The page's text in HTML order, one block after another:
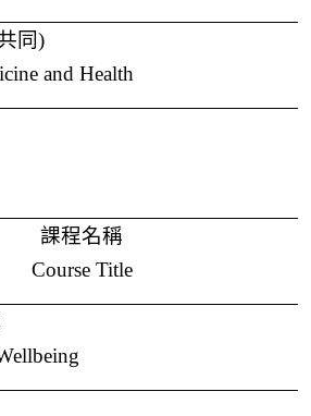
同)
and Health
課程名稱
Course Title